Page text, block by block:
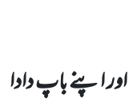
اور اپنے باپ دادا